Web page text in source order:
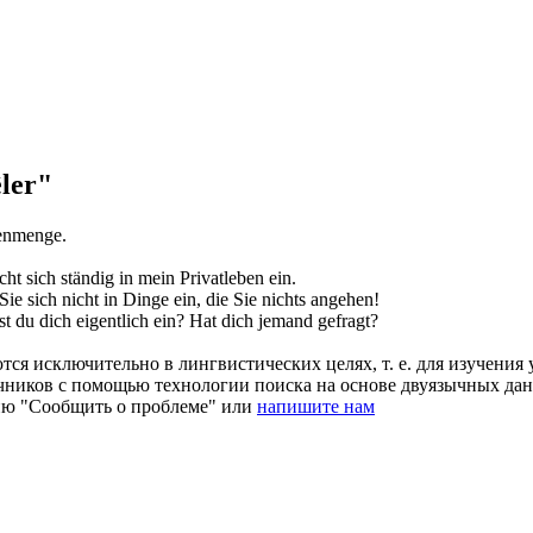
sich ständig in mein Privatleben ein.
sich nicht in Dinge ein, die Sie nichts angehen!
du dich eigentlich ein? Hat dich jemand gefragt?
исключительно в лингвистических целях, т. е. для
с помощью технологии поиска на основе двуязычных
"Сообщить о проблеме" или напишите нам